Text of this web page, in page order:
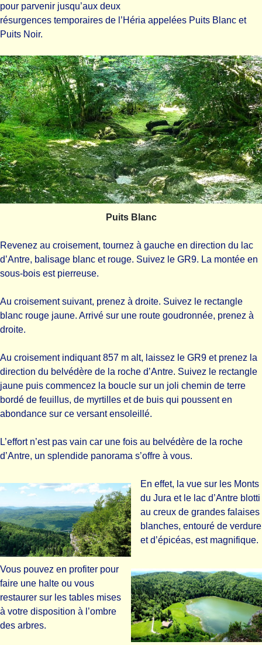
pour parvenir jusqu’aux deux
résurgences temporaires de l’Héria appelées Puits Blanc et
Puits Noir.
Puits Blanc
Revenez au croisement, tournez à gauche en direction du lac
d’Antre, balisage blanc et rouge. Suivez le GR9. La montée en
sous-bois est pierreuse.
Au croisement suivant, prenez à droite. Suivez le rectangle
blanc rouge jaune. Arrivé sur une route goudronnée, prenez à
droite.
Au croisement indiquant 857 m alt, laissez le GR9 et prenez la
direction du belvédère de la roche d’Antre. Suivez le rectangle
jaune puis commencez la boucle sur un joli chemin de terre
bordé de feuillus, de myrtilles et de buis qui poussent en
abondance sur ce versant ensoleillé.
L’effort n’est pas vain car une fois au belvédère de la roche
d’Antre, un splendide panorama s’offre à vous.
En effet, la vue sur les Monts
du Jura et le lac d’Antre blotti
au creux de grandes falaises
blanches, entouré de verdure
et d’épicéas, est magnifique.
Vous pouvez en profiter pour
faire une halte ou vous
restaurer sur les tables mises
à votre disposition à l’ombre
des arbres.